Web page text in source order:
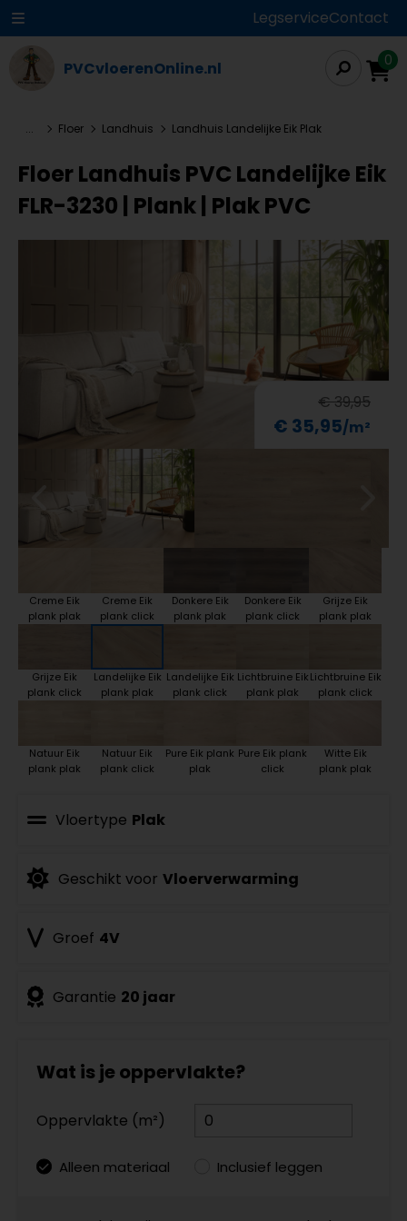
LegserviceContact
PVCvloerenOnline.nl 0
... Floer Landhuis Landhuis Landelijke Eik Plak
Floer Landhuis PVC Landelijke Eik
FLR-3230 | Plank | Plak PVC
€ 39,95
€ 35,95
Creme Eik
plank plak
Creme Eik
plank click
Donkere Eik
plank plak
Donkere Eik
plank click
Grijze Eik
plank plak
Grijze Eik
plank click
Landelijke Eik
plank plak
Landelijke Eik
plank click
Lichtbruine Eik
plank plak
Lichtbruine Eik
plank click
Natuur Eik
plank plak
Natuur Eik
plank click
Pure Eik plank
plak
Pure Eik plank
click
Witte Eik
plank plak
Vloertype Plak
Geschikt voor Vloerverwarming
Groef 4V
Garantie 20 jaar
Wat is je oppervlakte?
Oppervlakte (m²)
Alleen materiaal Inclusief leggen